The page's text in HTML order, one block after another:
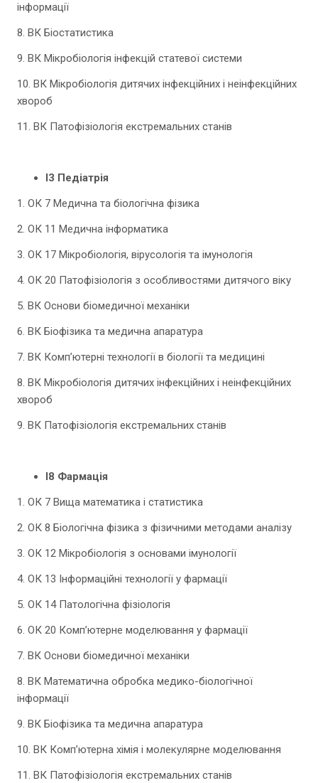
інформації
8. ВК Біостатистика
9. ВК Мікробіологія інфекцій статевої системи
10. ВК Мікробіологія дитячих інфекційних і неінфекційних
хвороб
11. ВК Патофізіологія екстремальних станів
І3 Педіатрія
1. ОК 7 Медична та біологічна фізика
2. ОК 11 Медична інформатика
3. ОК 17 Мікробіологія, вірусологія та імунологія
4. ОК 20 Патофізіологія з особливостями дитячого віку
5. ВК Основи біомедичної механіки
6. ВК Біофізика та медична апаратура
7. ВК Комп’ютерні технології в біології та медицині
8. ВК Мікробіологія дитячих інфекційних і неінфекційних
хвороб
9. ВК Патофізіологія екстремальних станів
І8 Фармація
1. ОК 7 Вища математика і статистика
2. ОК 8 Біологічна фізика з фізичними методами аналізу
3. ОК 12 Мікробіологія з основами імунології
4. ОК 13 Інформаційні технології у фармації
5. ОК 14 Патологічна фізіологія
6. ОК 20 Комп’ютерне моделювання у фармації
7. ВК Основи біомедичної механіки
8. ВК Математична обробка медико-біологічної
інформації
9. ВК Біофізика та медична апаратура
10. ВК Комп’ютерна хімія і молекулярне моделювання
11. ВК Патофізіологія екстремальних станів